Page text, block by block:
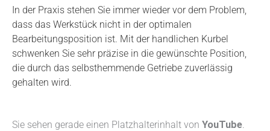
In der Praxis stehen Sie immer wieder vor dem Problem,
dass das Werkstück nicht in der optimalen
Bearbeitungsposition ist. Mit der handlichen Kurbel
schwenken Sie sehr präzise in die gewünschte Position,
die durch das selbsthemmende Getriebe zuverlässig
gehalten wird.
Sie sehen gerade einen Platzhalterinhalt von YouTube